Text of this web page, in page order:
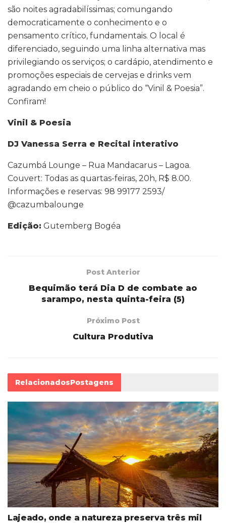
são noites agradabilíssimas; comungando
democraticamente o conhecimento e o
pensamento crítico, fundamentais. O local é
diferenciado, seguindo uma linha alternativa mas
privilegiando os serviços; o cardápio, atendimento e
promoções especiais de cervejas e drinks vem
agradando em cheio o público do “Vinil & Poesia”.
Confiram!
Vinil & Poesia
DJ Vanessa Serra e Recital interativo
Cazumbá Lounge – Rua Mandacarus – Lagoa.
Couvert: Todas as quartas-feiras, 20h, R$ 8.00.
Informações e reservas: 98 99177 2593/
@cazumbalounge
Edição: Gutemberg Bogéa
Post Anterior
Bequimão terá Dia D de combate ao
sarampo, nesta quinta-feira (5)
Próximo Post
Cultura Produtiva
RelacionadosPostagens
Lajeado, onde a natureza preserva três mil